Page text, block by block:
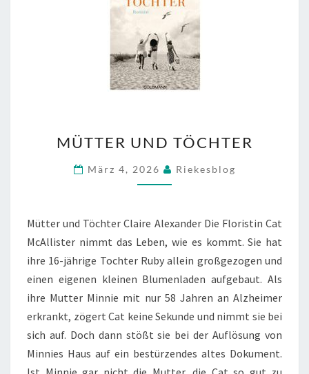
UND
TÖCHTER
MÜTTER UND TÖCHTER
März 4, 2026 Riekesblog
Mütter und Töchter Claire Alexander Die Floristin Cat
McAllister nimmt das Leben, wie es kommt. Sie hat
ihre 16-jährige Tochter Ruby allein großgezogen und
einen eigenen kleinen Blumenladen aufgebaut. Als
ihre Mutter Minnie mit nur 58 Jahren an Alzheimer
erkrankt, zögert Cat keine Sekunde und nimmt sie bei
sich auf. Doch dann stößt sie bei der Auflösung von
Minnies Haus auf ein bestürzendes altes Dokument.